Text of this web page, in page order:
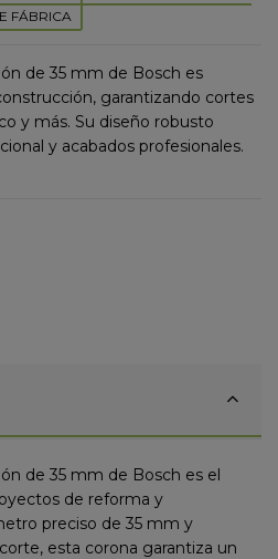
FÁBRICA
de 35 mm de Bosch es
garantizando cortes
y más. Su diseño robusto
y acabados profesionales.
de 35 mm de Bosch es el
de reforma y
preciso de 35 mm y
esta corona garantiza un